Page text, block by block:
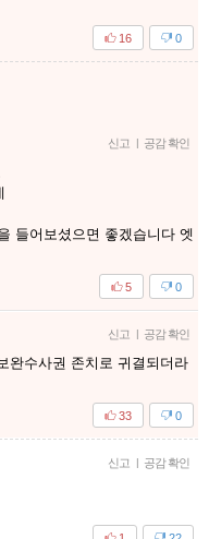
0
16
신고 | 공감 확인
들어보셨으면 좋겠습니다 엣
0
5
신고 | 공감 확인
완수사권 존치로 귀결되더라
0
33
신고 | 공감 확인